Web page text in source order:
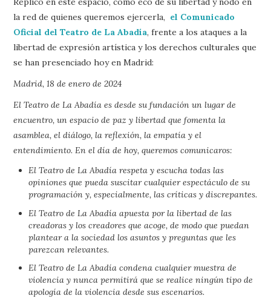
la red de quienes queremos ejercerla, el Comunicado
Oficial del Teatro de La Abadía, frente a los ataques a la
libertad de expresión artística y los derechos culturales que
se han presenciado hoy en Madrid:
Madrid, 18 de enero de 2024
El Teatro de La Abadía es desde su fundación un lugar de
encuentro, un espacio de paz y libertad que fomenta la
asamblea, el diálogo, la reflexión, la empatía y el
entendimiento. En el día de hoy, queremos comunicaros:
El Teatro de La Abadía respeta y escucha todas las
opiniones que pueda suscitar cualquier espectáculo de su
programación y, especialmente, las críticas y discrepantes.
El Teatro de La Abadía apuesta por la libertad de las
creadoras y los creadores que acoge, de modo que puedan
plantear a la sociedad los asuntos y preguntas que les
parezcan relevantes.
El Teatro de La Abadía condena cualquier muestra de
violencia y nunca permitirá que se realice ningún tipo de
apología de la violencia desde sus escenarios.